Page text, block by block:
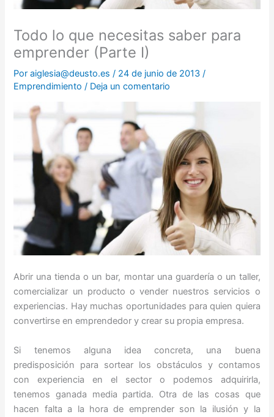
Todo lo que necesitas saber para
emprender (Parte I)
Poraiglesia@deusto.es/ 24 de junio de 2013/
Emprendimiento / Deja un comentario
Abrir una tienda o un bar, montar una guardería o un taller,
comercializar un producto o vender nuestros servicios o
experiencias. Hay muchas oportunidades para quien quiera
convertirse en emprendedor y crear su propia empresa.
Si tenemos alguna idea concreta, una buena
predisposición para sortear los obstáculos y contamos
con experiencia en el sector o podemos adquirirla,
tenemos ganada media partida. Otra de las cosas que
hacen falta a la hora de emprender son la ilusión y la